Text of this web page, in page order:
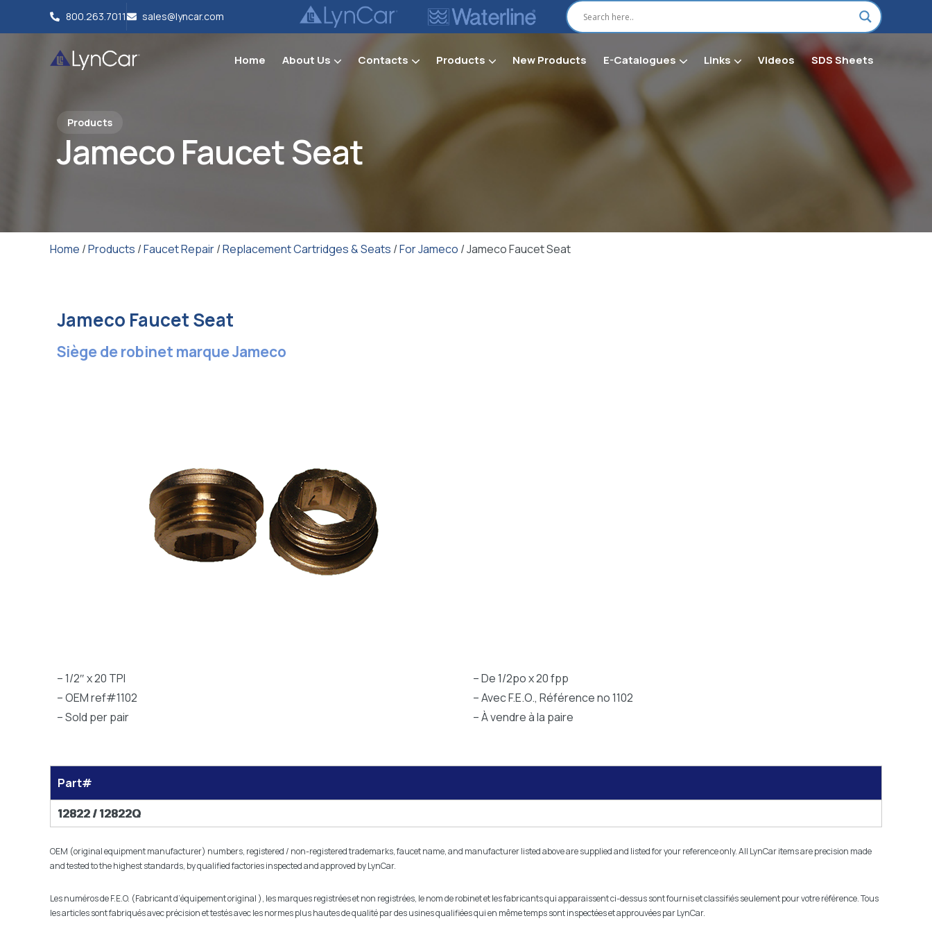
800.263.7011 sales@lyncar.com
Home About Us Contacts Products New Products E-Catalogues Links Videos SDS Sheets
Products
Jameco Faucet Seat
Home /Products /Faucet Repair/Replacement Cartridges & Seats /For Jameco / Jameco Faucet Seat
Jameco Faucet Seat
Siège de robinet marque Jameco
– 1/2″ x 20 TPI
– OEM ref#1102
– Sold per pair
– De 1/2po x 20 fpp
– Avec F.E.O., Référence no 1102
– À vendre à la paire
Part#
12822 / 12822Q
OEM (original equipment manufacturer) numbers, registered / non-registered trademarks, faucet name, and manufacturer listed above are supplied and listed for your reference only. All LynCar items are precision made
and tested to the highest standards, by qualified factories inspected and approved by LynCar.
Les numéros de F.E.O. (Fabricant d’équipement original ), les marques registrées et non registrées, le nom de robinet et les fabricants qui apparaissent ci-dessus sont fournis et classifiés seulement pour votre référence. Tous
les articles sont fabriqués avec précision et testés avec les normes plus hautes de qualité par des usines qualifiées qui en même temps sont inspectées et approuvées par LynCar.